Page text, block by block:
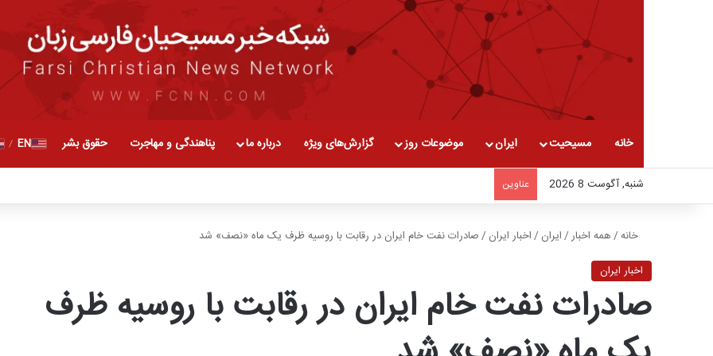
خانه مسیحیت ایران موضوعات روز گزارش‌های ویژه درباره ما پناهندگی و مهاجرت حقوق بشر EN
/
شنبه, آگوست 8 2026 عناوین
خانه/همه اخبار/ایران /اخبار ایران /صادرات نفت خام ایران در رقابت با روسیه ظرف یک ماه «نصف» شد
اخبار ایران
صادرات نفت خام ایران در رقابت با روسیه ظرف